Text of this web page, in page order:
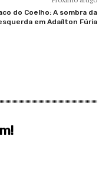
do Coelho: A sombra da
em Adaílton Fúria